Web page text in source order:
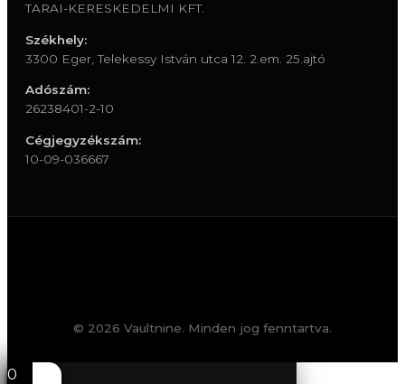
TARAI-KERESKEDELMI KFT.
Székhely:
3300 Eger, Telekessy István utca 12. 2.em. 25.ajtó
Adószám:
26238401-2-10
Cégjegyzékszám:
10-09-036667
© 2026 Vaultnine. Minden jog fenntartva.
0